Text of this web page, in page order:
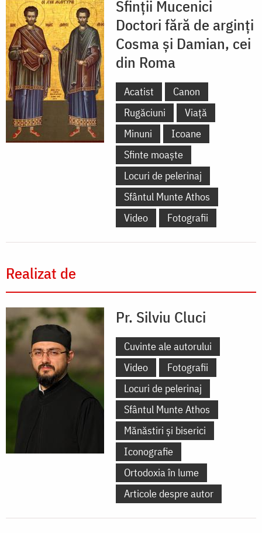
Sfinții Mucenici
Doctori fără de arginți
Cosma și Damian, cei
din Roma
Acatist
Canon
Rugăciuni
Viață
Minuni
Icoane
Sfinte moaște
Locuri de pelerinaj
Sfântul Munte Athos
Video
Fotografii
Realizat de
Pr. Silviu Cluci
Cuvinte ale autorului
Video
Fotografii
Locuri de pelerinaj
Sfântul Munte Athos
Mănăstiri și biserici
Iconografie
Ortodoxia în lume
Articole despre autor